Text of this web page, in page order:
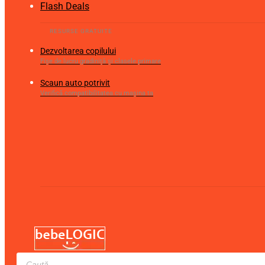
Flash Deals
Dezvoltarea copilului
Fișe de lucru gradiniță și clasele primare
Scaun auto potrivit
Verifică compatibilitatea cu mașina ta
Products